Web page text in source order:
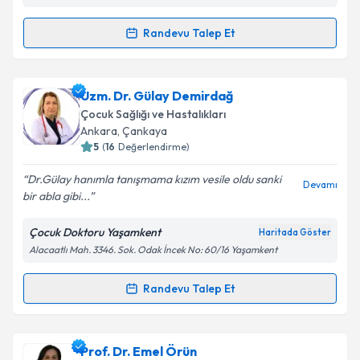
kapsamda işlenmesini kabul ediyorum.
Randevu Talep Et
Randevu Takvimi Talebi
Uzm. Dr. Ahmet Erhan Kişiiçin randevu takvimi
talebi oluşturun. Size bu uzmandan randevu almanız
için bir takvim hazırlandığında e-posta ile
bilgilendireceğiz.
E-posta Adresiniz
Kişisel verilerimin işlenmesine ilişkinAydınlatma
Metni'ni okudum ve kişisel verilerimin belirtilen
kapsamda işlenmesini kabul ediyorum.
Uzm. Dr. Gülay Demirdağ
Çocuk Sağlığı ve Hastalıkları
Ankara, Çankaya
5 (16 Değerlendirme)
Dr.Gülay hanımla tanışmama kızım vesile oldu sanki
bir abla gibi...
Devamı
Çocuk Doktoru Yaşamkent Haritada Göster
Alacaatlı Mah. 3346. Sok. Odak İncek No: 60/16 Yaşamkent
Randevu Talep Et
Randevu Takvimi Talebi
Uzm. Dr. Gülay Demirdağiçin randevu takvimi talebi
Prof. Dr. Emel Örün